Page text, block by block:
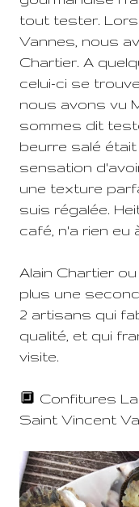
tout tester.
Vannes, nous
Chartier. A
celui-ci se
nous avons vu
sommes dit
beurre salé était
sensation
une texture
suis régalée.
café, n'a rien eu
Alain Chartier
plus une
2 artisans qui
qualité, et qui
visite.
🔲 Confitures
Saint Vincent